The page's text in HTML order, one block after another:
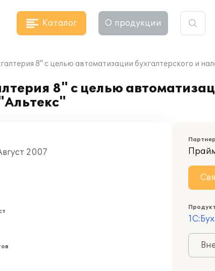
Каталог О продукции
8" с целью автоматизации бухгалтерского и
8" с целью
2007
Продукт